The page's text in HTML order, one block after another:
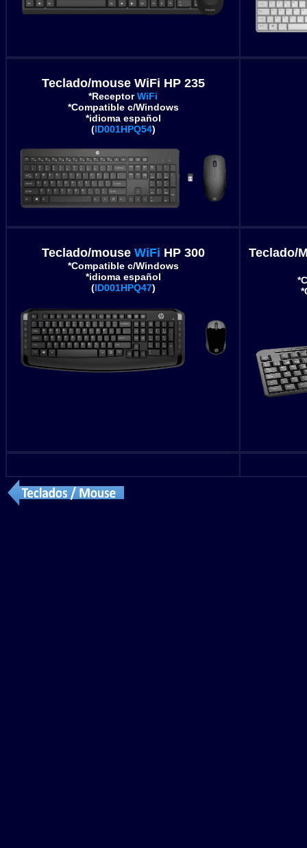
Teclado/mouse WiFi HP 235
*ReceptorWiFi
*Compatible c/Windows
*idioma español
(ID001HPQ54)
Teclado/mouse WiFi HP 300
*Compatible c/Windows
*idioma español
(ID001HPQ47)
Teclado/